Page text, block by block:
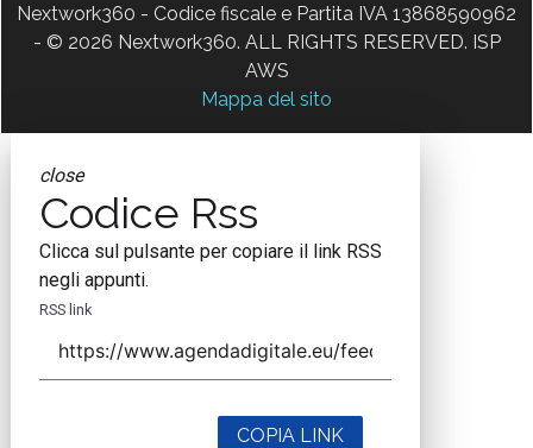
Nextwork360 - Codice fiscale e Partita IVA 13868590962
- © 2026 Nextwork360. ALL RIGHTS RESERVED. ISP
AWS
Mappa del sito
close
Codice Rss
Clicca sul pulsante per copiare il link RSS
negli appunti.
RSS link
COPIA LINK